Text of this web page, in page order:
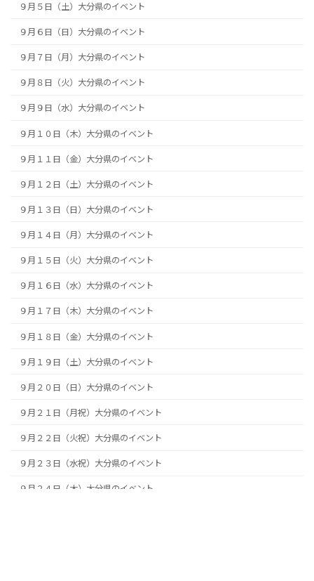
９月５日（土）大分県のイベント
９月６日（日）大分県のイベント
９月７日（月）大分県のイベント
９月８日（火）大分県のイベント
９月９日（水）大分県のイベント
９月１０日（木）大分県のイベント
９月１１日（金）大分県のイベント
９月１２日（土）大分県のイベント
９月１３日（日）大分県のイベント
９月１４日（月）大分県のイベント
９月１５日（火）大分県のイベント
９月１６日（水）大分県のイベント
９月１７日（木）大分県のイベント
９月１８日（金）大分県のイベント
９月１９日（土）大分県のイベント
９月２０日（日）大分県のイベント
９月２１日（月祝）大分県のイベント
９月２２日（火祝）大分県のイベント
９月２３日（水祝）大分県のイベント
９月２４日（木）大分県のイベント